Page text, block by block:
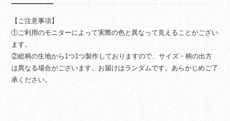
【ご注意事項】
①ご利用のモニターによって実際の色と異なって見えることがござい
ます。
②総柄の生地から1つ1つ製作しておりますので、サイズ・柄の出方
は異なる場合がございます。お届けはランダムです。あらかじめご了
承ください。